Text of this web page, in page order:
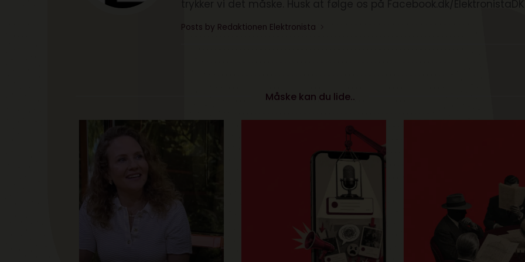
Posts by Redaktionen Elektronista
Måske kan du lide..